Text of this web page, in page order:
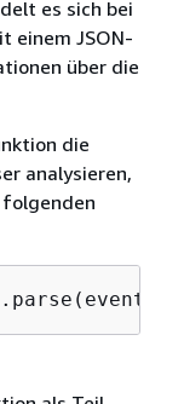
es sich bei
einem JSON-
über die
die
analysieren,
folgenden